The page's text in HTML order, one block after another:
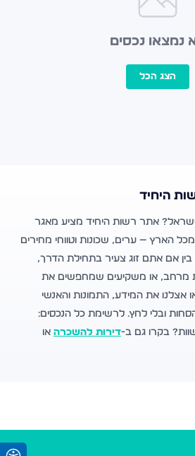
נמצאו נכסים
הצג הכל
היחיד
אתר רשות היחיד מציע מאגר
הארץ — ערים, שכונות וטווחי מחירים
אם אתם זוג צעיר בתחילת הדרך,
או משקיעים שמחפשים את
את המידע, התמונות והאנשי
ובלי לחץ. לרשימת כל הנכסים:
בקרו גם ב-דירות להשכרה או